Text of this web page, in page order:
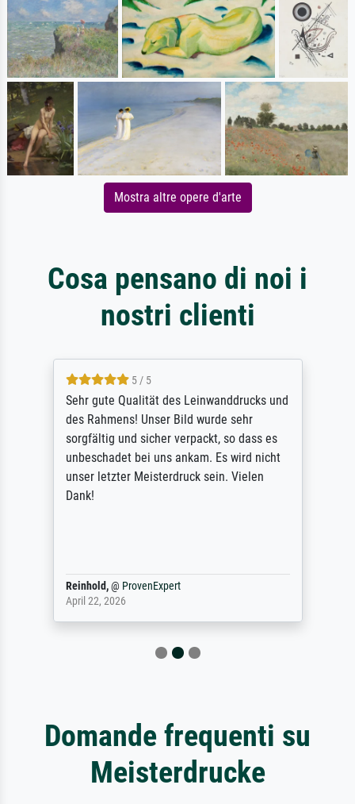
Mostra altre opere d'arte
Cosa pensano di noi i
nostri clienti
5 / 5
Sehr gute Qualität des Leinwanddrucks und
des Rahmens! Unser Bild wurde sehr
sorgfältig und sicher verpackt, so dass es
unbeschadet bei uns ankam. Es wird nicht
unser letzter Meisterdruck sein. Vielen
Dank!
Reinhold,@ ProvenExpert
April 22, 2026
Domande frequenti su
Meisterdrucke